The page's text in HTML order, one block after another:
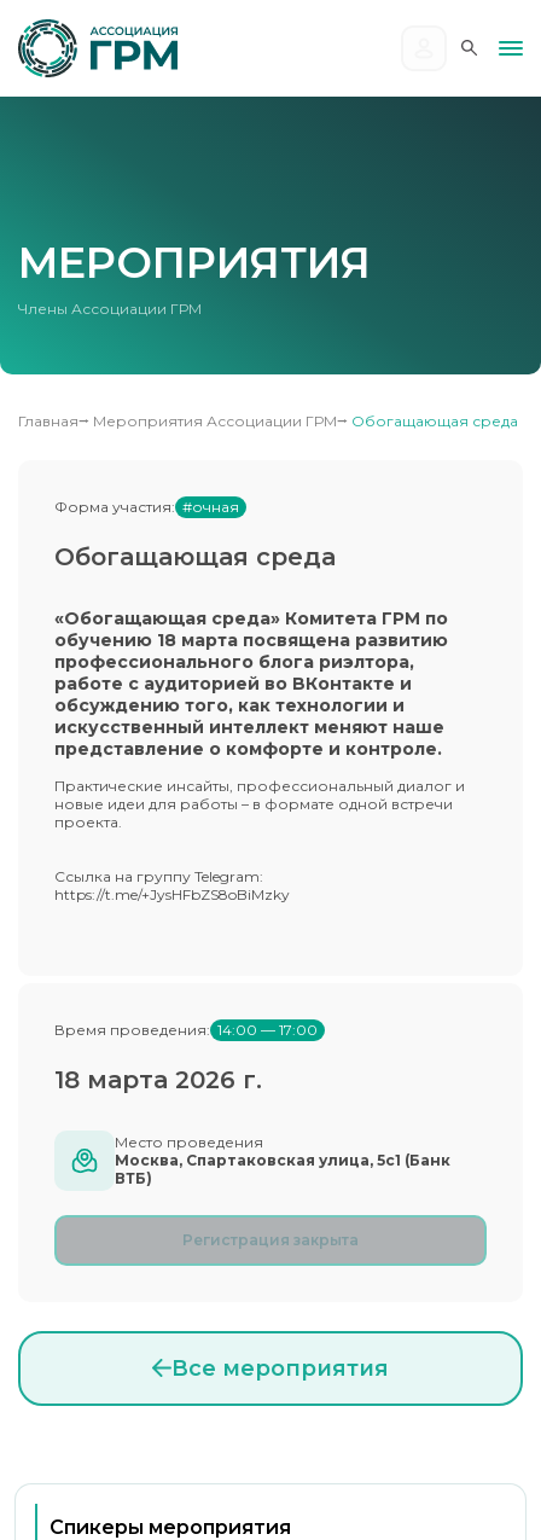
МЕРОПРИЯТИЯ
Члены Ассоциации ГРМ
Главная⭢ Мероприятия Ассоциации ГРМ⭢ Обогащающая среда
Форма участия: #очная
Обогащающая среда
«Обогащающая среда» Комитета ГРМ по
обучению 18 марта посвящена развитию
профессионального блога риэлтора,
работе с аудиторией во ВКонтакте и
обсуждению того, как технологии и
искусственный интеллект меняют наше
представление о комфорте и контроле.
Практические инсайты, профессиональный диалог и
новые идеи для работы – в формате одной встречи
проекта.
Ссылка на группу Telegram:
https://t.me/+JysHFbZS8oBiMzky
Время проведения: 14:00 — 17:00
18 марта 2026 г.
Место проведения
Москва, Спартаковская улица, 5с1 (Банк
ВТБ)
Регистрация закрыта
Все мероприятия
Спикеры мероприятия